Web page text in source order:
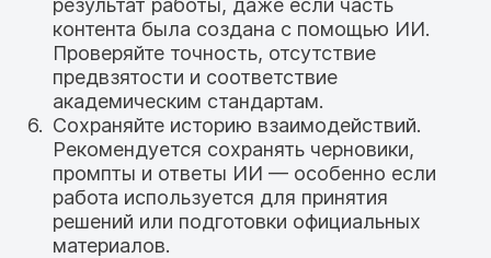
результат работы, даже если часть
контента была создана с помощью ИИ.
Проверяйте точность, отсутствие
предвзятости и соответствие
академическим стандартам.
Сохраняйте историю взаимодействий.
Рекомендуется сохранять черновики,
промпты и ответы ИИ — особенно если
работа используется для принятия
решений или подготовки официальных
материалов.